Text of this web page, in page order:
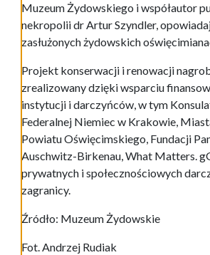
Muzeum Żydowskiego i współautor
nekropolii dr Artur Szyndler,
zasłużonych żydowskich
Projekt konserwacji i renowacji
zrealizowany dzięki wsparciu
instytucji i darczyńców, w tym
Federalnej Niemiec w Krakowie,
Powiatu Oświęcimskiego, Fundacji
Auschwitz-Birkenau, What Matters.
prywatnych i społecznościowych
zagranicy.
Źródło: Muzeum Żydowskie
Fot. Andrzej Rudiak